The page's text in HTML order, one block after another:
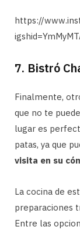
https://
7. Bistró
Finalmente,
que no te
lugar es
patas, ya que
visita en su
La cocina de
preparaciones
Entre las